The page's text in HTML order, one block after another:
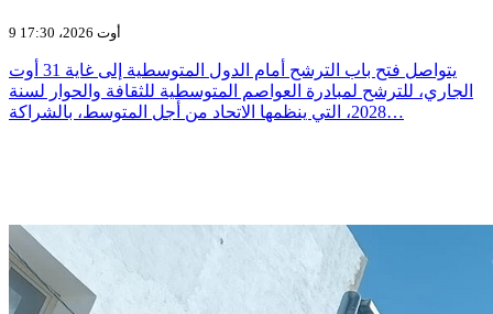
9 أوت 2026، 17:30
يتواصل فتح باب الترشح أمام الدول المتوسطية إلى غاية 31 أوت
الجاري، للترشح لمبادرة العواصم المتوسطية للثقافة والحوار لسنة
2028، التي ينظمها الاتحاد من أجل المتوسط، بالشراكة…